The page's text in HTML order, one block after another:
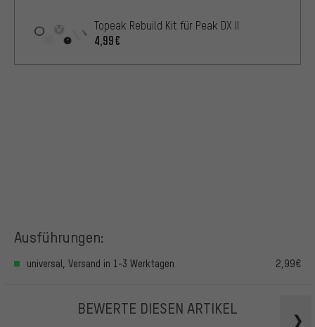
Topeak Rebuild Kit für Peak DX II
4,99€
Ausführungen:
universal, Versand in 1-3 Werktagen 2,99€
BEWERTE DIESEN ARTIKEL